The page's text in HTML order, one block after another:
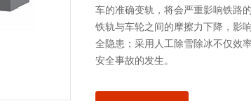
车的准确变轨，将会严重影响铁路
铁轨与车轮之间的摩擦力下降，影
全隐患；采用人工除雪除冰不仅效
安全事故的发生。